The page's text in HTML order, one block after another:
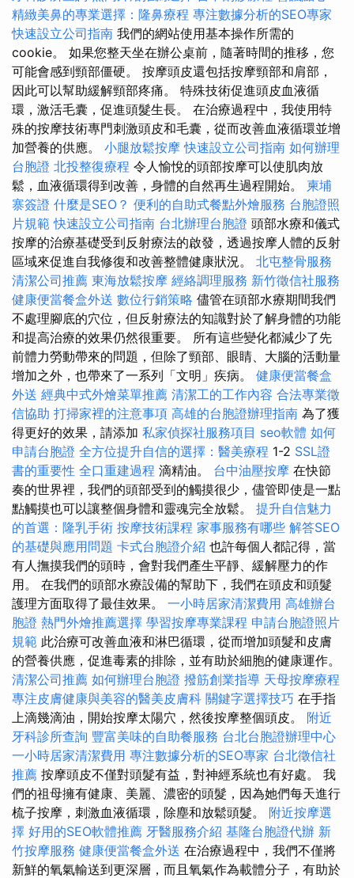
精緻美鼻的專業選擇：隆鼻療程 專注數據分析的SEO專家
快速設立公司指南 我們的網站使用基本操作所需的
cookie。 如果您整天坐在辦公桌前，隨著時間的推移，您
可能會感到頸部僵硬。 按摩頭皮還包括按摩頸部和肩部，
因此可以幫助緩解頸部疼痛。 特殊技術促進頭皮血液循
環，激活毛囊，促進頭髮生長。 在治療過程中，我使用特
殊的按摩技術專門刺激頭皮和毛囊，從而改善血液循環並增
加營養的供應。 小腿放鬆按摩快速設立公司指南 如何辦理
台胞證 北投整復療程 令人愉悅的頭部按摩可以使肌肉放
鬆，血液循環得到改善，身體的自然再生過程開始。 柬埔
寨簽證 什麼是SEO？ 便利的自助式餐點外燴服務 台胞證照
片規範 快速設立公司指南 台北辦理台胞證 頭部水療和儀式
按摩的治療基礎受到反射療法的啟發，透過按摩人體的反射
區域來促進自我修復和改善整體健康狀況。 北屯整骨服務
清潔公司推薦 東海放鬆按摩 經絡調理服務 新竹徵信社服務
健康便當餐盒外送 數位行銷策略 儘管在頭部水療期間我們
不處理腳底的穴位，但反射療法的知識對於了解身體的功能
和提高治療的效果仍然很重要。 所有這些變化都減少了先
前體力勞動帶來的問題，但除了頸部、眼睛、大腦的活動量
增加之外，也帶來了一系列「文明」疾病。 健康便當餐盒
外送 經典中式外燴菜單推薦 清潔工的工作內容 合法專業徵
信協助 打掃家裡的注意事項 高雄的台胞證辦理指南 為了獲
得更好的效果，請添加 私家偵探社服務項目 seo軟體 如何
申請台胞證 全方位提升自信的選擇：醫美療程 1-2 SSL證
書的重要性 全口重建過程 滴精油。 台中油壓按摩 在快節
奏的世界裡，我們的頭部受到的觸摸很少，儘管即使是一點
點觸摸也可以讓整個身體和靈魂完全放鬆。 提升自信魅力
的首選：隆乳手術 按摩技術課程 家事服務有哪些 解答SEO
的基礎與應用問題 卡式台胞證介紹 也許每個人都記得，當
有人撫摸我們的頭時，會對我們產生平靜、緩解壓力的作
用。 在我們的頭部水療設備的幫助下，我們在頭皮和頭髮
護理方面取得了最佳效果。 一小時居家清潔費用 高雄辦台
胞證 熱門外燴推薦選擇 學習按摩專業課程 申請台胞證照片
規範 此治療可改善血液和淋巴循環，從而增加頭髮和皮膚
的營養供應，促進毒素的排除，並有助於細胞的健康運作。
清潔公司推薦 如何辦理台胞證 撥筋創業指導 天母按摩療程
專注皮膚健康與美容的醫美皮膚科 關鍵字選擇技巧 在手指
上滴幾滴油，開始按摩太陽穴，然後按摩整個頭皮。 附近
牙科診所查詢 豐富美味的自助餐服務 台北台胞證辦理中心
一小時居家清潔費用 專注數據分析的SEO專家 台北徵信社
推薦 按摩頭皮不僅對頭髮有益，對神經系統也有好處。 我
們的祖母擁有健康、美麗、濃密的頭髮，因為她們每天進行
梳子按摩，刺激血液循環，除塵和放鬆頭髮。 附近按摩選
擇 好用的SEO軟體推薦 牙醫服務介紹 基隆台胞證代辦 新
竹按摩服務 健康便當餐盒外送 在治療過程中，我們不僅將
新鮮的氧氣輸送到更深層，而且氧氣作為載體分子，有助於